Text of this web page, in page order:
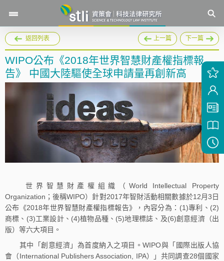
返回列表 上一篇 下一篇
WIPO公布《2018年世界智慧財產權指標報
告》 中國大陸驅使全球申請量再創新高
世界智慧財產權組織（World Intellectual Property
Organization；後稱WIPO）針對2017年智財活動相關數據於12月3日
公布《2018年世界智慧財產權指標報告》，內容分為：(1)專利、(2)
商標、(3)工業設計、(4)植物品種、(5)地理標誌、及(6)創意經濟（出
版）等六大項目。
其中「創意經濟」為首度納入之項目。WIPO與「國際出版人協
會（International Publishers Association, IPA）」共同調查28個國家